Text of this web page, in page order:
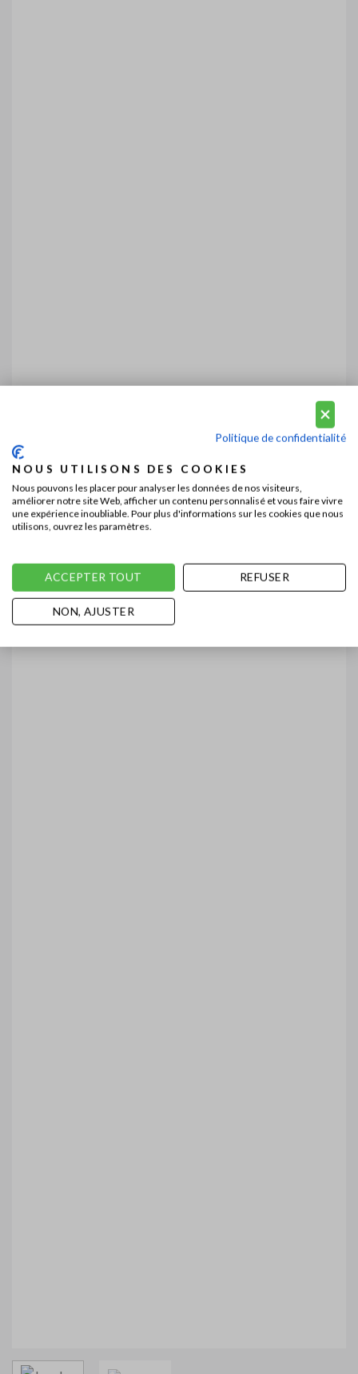
Politique de confidentialité
NOUS UTILISONS DES COOKIES
Nous pouvons les placer pour analyser les données de nos visiteurs,
améliorer notre site Web, afficher un contenu personnalisé et vous faire vivre
une expérience inoubliable. Pour plus d'informations sur les cookies que nous
utilisons, ouvrez les paramètres.
ACCEPTER TOUT REFUSER
NON, AJUSTER